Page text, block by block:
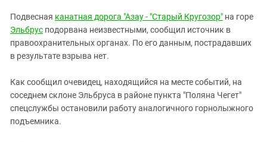
КАВКАЗ ЗА ПАЛЕСТИНУ
ИНАКОМЫСЛИЕ В ЧЕЧНЕ
ПРЕСЛЕДОВАНИЕ АКТИВИСТОВ
Ингушетия
Кабардино-Балкария
Карачаево-Черкесия
Краснодарский край
Нагорный Карабах
Подвесная канатная дорога "Азау - "Старый Кругозор" на горе
Эльбрус подорвана неизвестными, сообщил источник в
правоохранительных органах. По его данным, пострадавших
в результате взрыва нет.
Как сообщил очевидец, находящийся на месте событий, на
соседнем склоне Эльбруса в районе пункта "Поляна Чегет"
спецслужбы остановили работу аналогичного горнолыжного
подъемника.